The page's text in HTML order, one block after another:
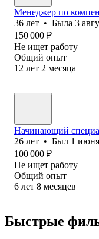
Менеджер по
36 лет • Была 3
150 000 ₽
Не ищет работу
Общий опыт
12 лет 2 месяца
Начинающий
26 лет • Был 1 июня
100 000 ₽
Не ищет работу
Общий опыт
6 лет 8 месяцев
Быстрые